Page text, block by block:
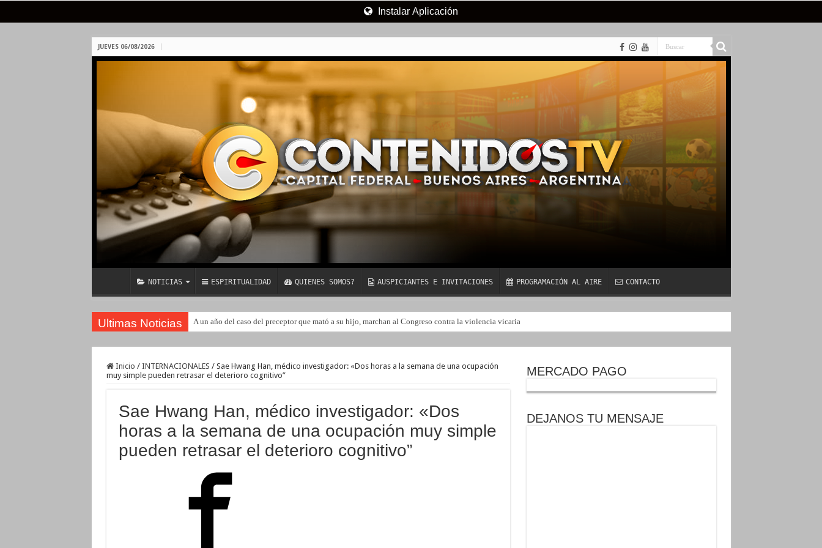
Instalar Aplicación
JUEVES 06/08/2026
NOTICIAS ESPIRITUALIDAD QUIENES SOMOS? AUSPICIANTES E INVITACIONES PROGRAMACIÓN AL AIRE CONTACTO
Ultimas Noticias A un año del caso del preceptor que mató a su hijo, marchan al Congreso contra la violencia vicaria
Inicio / INTERNACIONALES / Sae Hwang Han, médico investigador: «Dos horas a la semana de una ocupación
muy simple pueden retrasar el deterioro cognitivo”
Sae Hwang Han, médico investigador: «Dos
horas a la semana de una ocupación muy simple
pueden retrasar el deterioro cognitivo”
MERCADO PAGO
DEJANOS TU MENSAJE